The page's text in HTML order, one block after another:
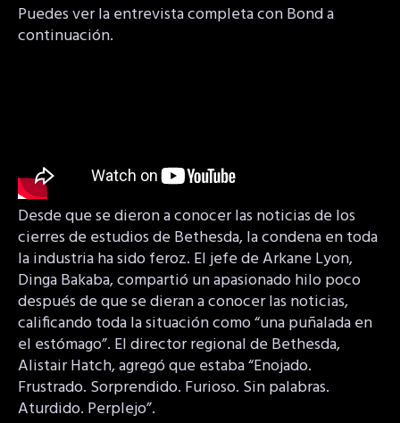
Puedes ver la entrevista completa con Bond a
continuación.
Desde que se dieron a conocer las noticias de los
cierres de estudios de Bethesda, la condena en toda
la industria ha sido feroz. El jefe de Arkane Lyon,
Dinga Bakaba, compartió un apasionado hilo poco
después de que se dieran a conocer las noticias,
calificando toda la situación como “una puñalada en
el estómago”. El director regional de Bethesda,
Alistair Hatch, agregó que estaba “Enojado.
Frustrado. Sorprendido. Furioso. Sin palabras.
Aturdido. Perplejo”.